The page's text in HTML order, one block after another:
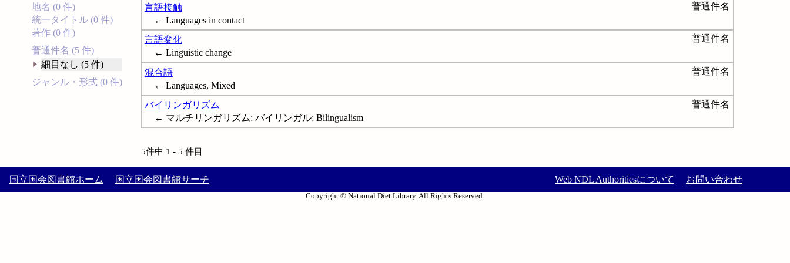
地名 (0 件)
統一タイトル (0 件)
著作 (0 件)
普通件名 (5 件)
細目なし (5 件)
ジャンル・形式 (0 件)
言語接触
普通件名
← Languages in contact
言語変化
普通件名
← Linguistic change
混合語
普通件名
← Languages, Mixed
バイリンガリズム
普通件名
← マルチリンガリズム; バイリンガル; Bilingualism
5件中 1 - 5 件目
国立国会図書館ホーム 国立国会図書館サーチ Web NDL Authoritiesについて お問い合わせ
Copyright © National Diet Library. All Rights Reserved.